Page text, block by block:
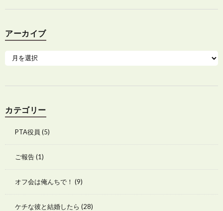
アーカイブ
カテゴリー
PTA役員 (5)
ご報告(1)
オフ会は俺んちで！ (9)
ケチな彼と結婚したら (28)